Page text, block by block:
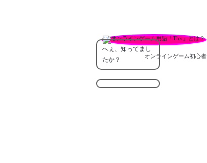
オンラインゲーム初心者
へぇ、知ってまし
たか？